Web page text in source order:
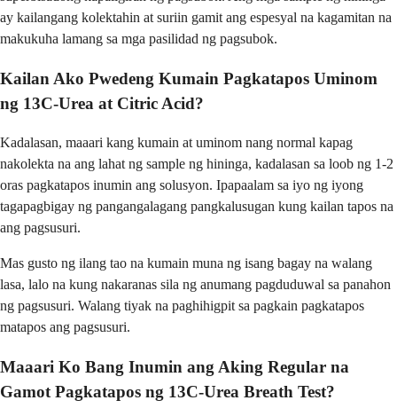
ay kailangang kolektahin at suriin gamit ang espesyal na kagamitan na
makukuha lamang sa mga pasilidad ng pagsubok.
Kailan Ako Pwedeng Kumain Pagkatapos Uminom
ng 13C-Urea at Citric Acid?
Kadalasan, maaari kang kumain at uminom nang normal kapag
nakolekta na ang lahat ng sample ng hininga, kadalasan sa loob ng 1-2
oras pagkatapos inumin ang solusyon. Ipapaalam sa iyo ng iyong
tagapagbigay ng pangangalagang pangkalusugan kung kailan tapos na
ang pagsusuri.
Mas gusto ng ilang tao na kumain muna ng isang bagay na walang
lasa, lalo na kung nakaranas sila ng anumang pagduduwal sa panahon
ng pagsusuri. Walang tiyak na paghihigpit sa pagkain pagkatapos
matapos ang pagsusuri.
Maaari Ko Bang Inumin ang Aking Regular na
Gamot Pagkatapos ng 13C-Urea Breath Test?